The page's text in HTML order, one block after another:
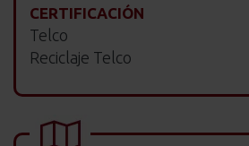
CERTIFICACIÓN
Telco
Reciclaje Telco